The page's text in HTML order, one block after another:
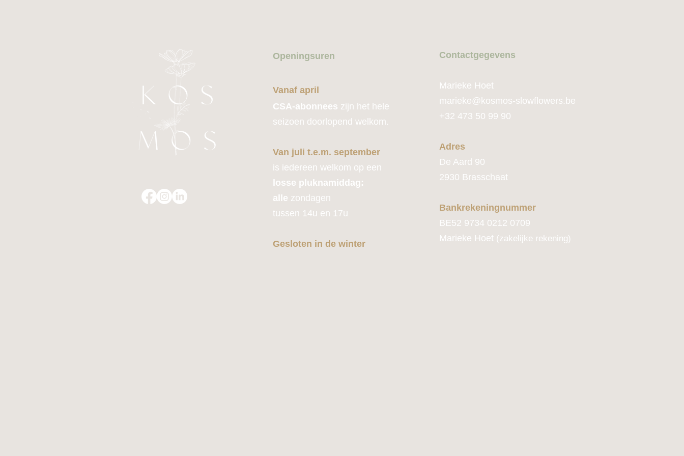
Openingsuren
Vanaf april
CSA-abonnees zijn het hele
seizoen doorlopend welkom.
Van juli t.e.m. september
is iedereen welkom op een
losse pluknamiddag:
alle zondagen
tussen 14u en 17u
Gesloten in de winter
Contactgegevens
Marieke Hoet
marie ke@kosmos-slowflowers.be
+32 473 50 99 90
Adres
De Aard 90
2930 Brasschaat
Bankrekeningnummer
BE52 9734 0212 0709
Marieke Hoet (zakelijke rekening)